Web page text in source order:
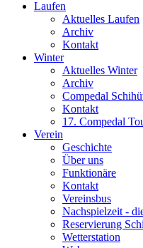
Laufen
Aktuelles Laufen
Archiv
Kontakt
Winter
Aktuelles Winter
Archiv
Compedal
Kontakt
17. Compedal
Verein
Geschichte
Über uns
Funktionäre
Kontakt
Vereinsbus
Nachspielzeit -
Reservierung
Wetterstation